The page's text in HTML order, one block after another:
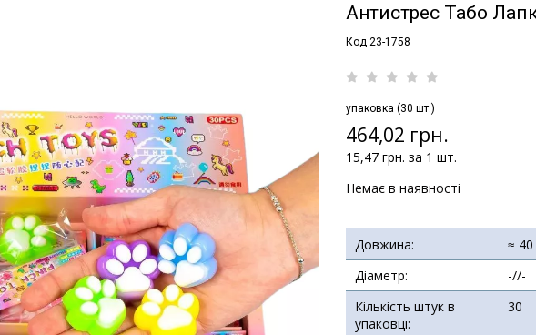
Антистрес Табо
Код 23-1758
упаковка (30 шт.)
464,02 грн.
15,47 грн. за 1 шт.
Немає в наявності
Довжина:
≈
Діаметр:
-//-
Кількість штук в
упаковці:
30